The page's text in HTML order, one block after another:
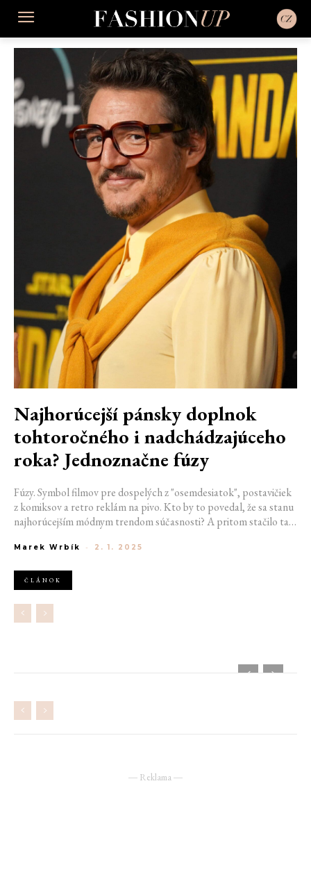
Najhorúcejší pánsky doplnok
tohtoročného i nadchádzajúceho
roka? Jednoznačne fúzy
Fúzy. Symbol filmov pre dospelých z "osemdesiatok", postavičiek
z komiksov a retro reklám na pivo. Kto by to povedal, že sa stanu
najhorúcejším módnym trendom súčasnosti? A pritom stačilo tak
dokáže premeniť na hit aj ponožky v sandáloch.
Marek Wrbík - 2. 1. 2025
ČLÁNOK
― Reklama ―